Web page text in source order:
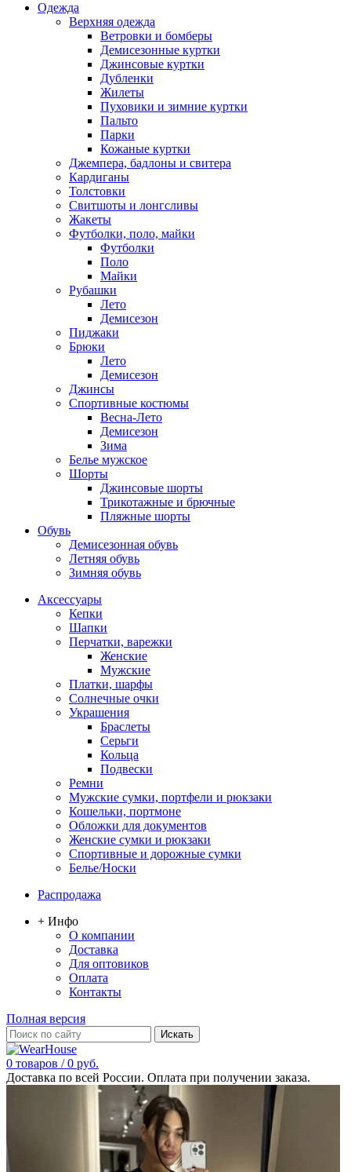
Одежда
Верхняя одежда
Ветровки и бомберы
Демисезонные куртки
Джинсовые куртки
Дубленки
Жилеты
Пуховики и зимние куртки
Пальто
Парки
Кожаные куртки
Джемпера, бадлоны и свитера
Кардиганы
Толстовки
Свитшоты и лонгсливы
Жакеты
Футболки, поло, майки
Футболки
Поло
Майки
Рубашки
Лето
Демисезон
Пиджаки
Брюки
Лето
Демисезон
Джинсы
Спортивные костюмы
Весна-Лето
Демисезон
Зима
Белье мужское
Шорты
Джинсовые шорты
Трикотажные и брючные
Пляжные шорты
Обувь
Демисезонная обувь
Летняя обувь
Зимняя обувь
Аксессуары
Кепки
Шапки
Перчатки, варежки
Женские
Мужские
Платки, шарфы
Солнечные очки
Украшения
Браслеты
Серьги
Кольца
Подвески
Ремни
Мужские сумки, портфели и рюкзаки
Кошельки, портмоне
Обложки для документов
Женские сумки и рюкзаки
Спортивные и дорожные сумки
Белье/Носки
Распродажа
+ Инфо
О компании
Доставка
Для оптовиков
Оплата
Контакты
Полная версия
0 товаров / 0 руб.
Доставка по всей России. Оплата при получении заказа.